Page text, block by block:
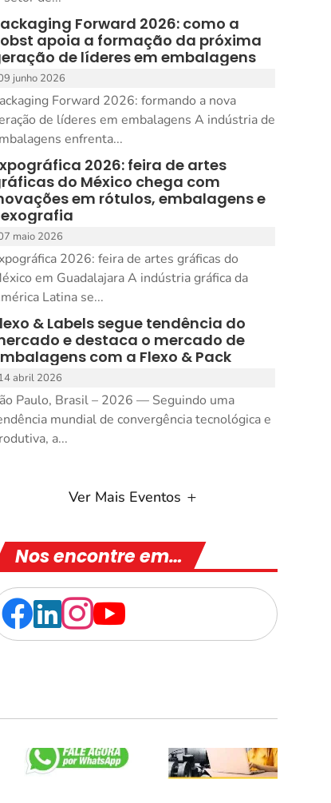
Forward 2026: como a
apoia a formação da próxima
de líderes em embalagens
junho 2026
Forward 2026: formando a nova
de líderes em embalagens A indústria de
enfrenta...
2026: feira de artes
do México chega com
em rótulos, embalagens e
maio 2026
2026: feira de artes gráficas do
em Guadalajara A indústria gráfica da
Latina se...
& Labels segue tendência do
e destaca o mercado de
com a Flexo & Pack
abril 2026
Paulo, Brasil – 2026 — Seguindo uma
mundial de convergência tecnológica e
a...
Ver Mais Eventos
Nos encontre em…
